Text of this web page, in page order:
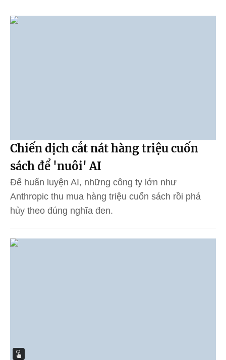
Chiến dịch cắt nát hàng triệu cuốn
sách để 'nuôi' AI
Để huấn luyện AI, những công ty lớn như
Anthropic thu mua hàng triệu cuốn sách rồi phá
hủy theo đúng nghĩa đen.